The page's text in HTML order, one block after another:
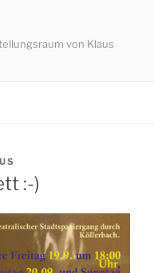
von Klaus
:-)